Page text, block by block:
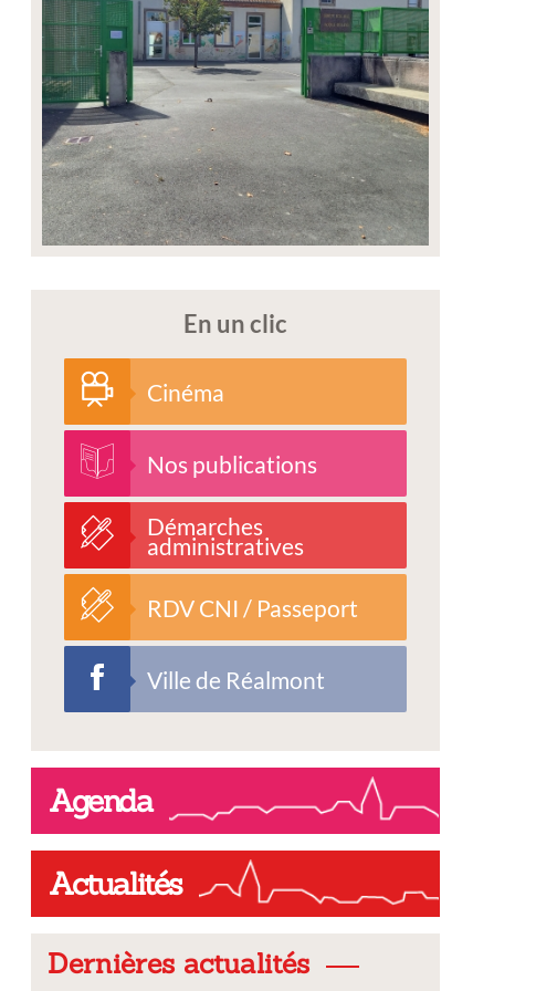
En un clic
Cinéma
Nos publications
Démarches
administratives
RDV CNI / Passeport
Ville de Réalmont
Agenda
Actualités
Dernières actualités